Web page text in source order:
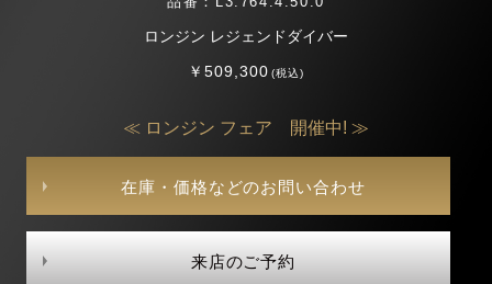
ロンジン レジェンドダイバー
￥509,300(税込)
≪ ロンジン フェア 開催中! ≫
在庫・価格などのお問い合わせ
来店のご予約